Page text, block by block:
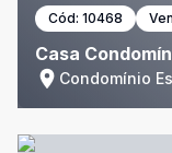
Cód: 10468
Casa
Condomínio